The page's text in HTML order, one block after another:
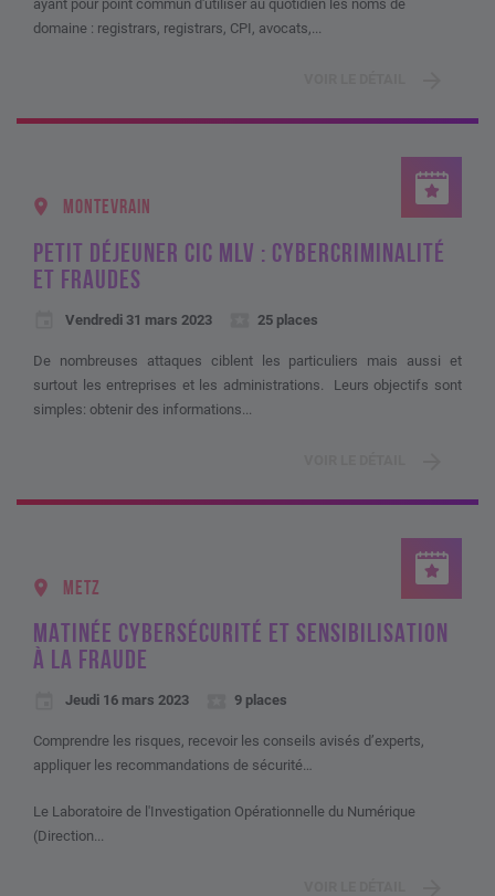
ayant pour point commun d'utiliser au quotidien les noms de
domaine : registrars, registrars, CPI, avocats,...
MONTEVRAIN
PETIT DÉJEUNER CIC MLV : CYBERCRIMINALITÉ
ET FRAUDES
Vendredi 31 mars 2023 25 places
De nombreuses attaques ciblent les particuliers mais aussi et
surtout les entreprises et les administrations. Leurs objectifs sont
simples: obtenir des informations...
METZ
MATINÉE CYBERSÉCURITÉ ET SENSIBILISATION
À LA FRAUDE
Jeudi 16 mars 2023 9 places
Comprendre les risques, recevoir les conseils avisés d’experts,
appliquer les recommandations de sécurité…
Le Laboratoire de l'Investigation Opérationnelle du Numérique
(Direction...